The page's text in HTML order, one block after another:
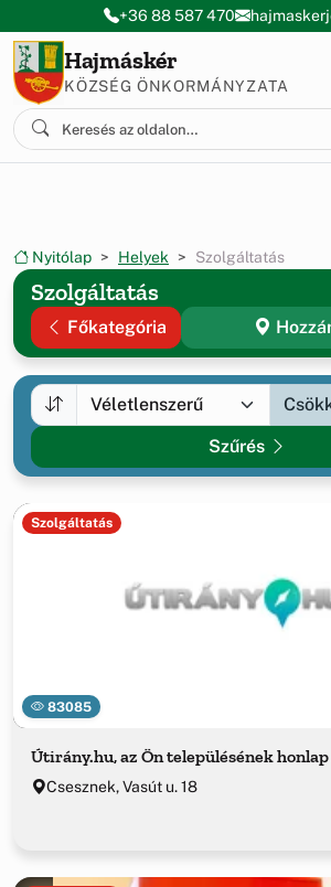
Ugrás a menüre
Ugrás a tartalomra
+36 88 587 470
Hajmáskér
KÖZSÉG ÖNKORMÁNYZATA
Nyitólap Helyek Szolgáltatás
Szolgáltatás
Főkategória
Szűrés
83085
Szolgáltatás
Útirány.hu, az Ön településének
Csesznek, Vasút u. 18